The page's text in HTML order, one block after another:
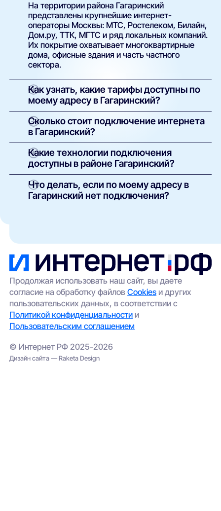
На территории района Гагаринский
представлены крупнейшие интернет-
операторы Москвы: МТС, Ростелеком, Билайн,
Дом.ру, ТТК, МГТС и ряд локальных компаний.
Их покрытие охватывает многоквартирные
дома, офисные здания и часть частного
сектора.
Как узнать, какие тарифы доступны по
моему адресу в Гагаринский?
Просто введите точный адрес (улицу и номер
дома) в поиске на нашем сайте. Система
покажет полный список доступных интернет-
провайдеров и тарифов с указанием скорости,
стоимости, наличия ТВ и условий подключения.
Сколько стоит подключение интернета
в Гагаринский?
У большинства операторов базовое
подключение проводится бесплатно.
Оплачивается только выбранный тариф и, при
необходимости, аренда или покупка
оборудования. Точные условия указаны в
карточке каждого предложения.
Какие технологии подключения
доступны в районе Гагаринский?
В зависимости от здания и инфраструктуры
провайдеров могут быть доступны:
оптоволоконный интернет (FTTH/GPON);
особенно актуален для частных домов и
удалённых участков.
Что делать, если по моему адресу в
Гагаринский нет подключения?
оставить заявку через наш сайт — мы
передадим её провайдерам;
выбрать альтернативный вариант
(например, беспроводной интернет);
проверить соседние адреса — иногда
сеть проведена в соседнем корпусе.
Продолжая использовать наш сайт, вы даете
согласие на обработку файловCookies и других
пользовательских данных, в соответствии с
Политикой конфиденциальности и
Пользовательским соглашением
© Интернет РФ 2025-2026
Дизайн сайта — Raketa Design